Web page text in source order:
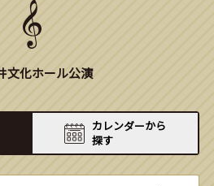
文化ホール公演
カレンダーから
探す